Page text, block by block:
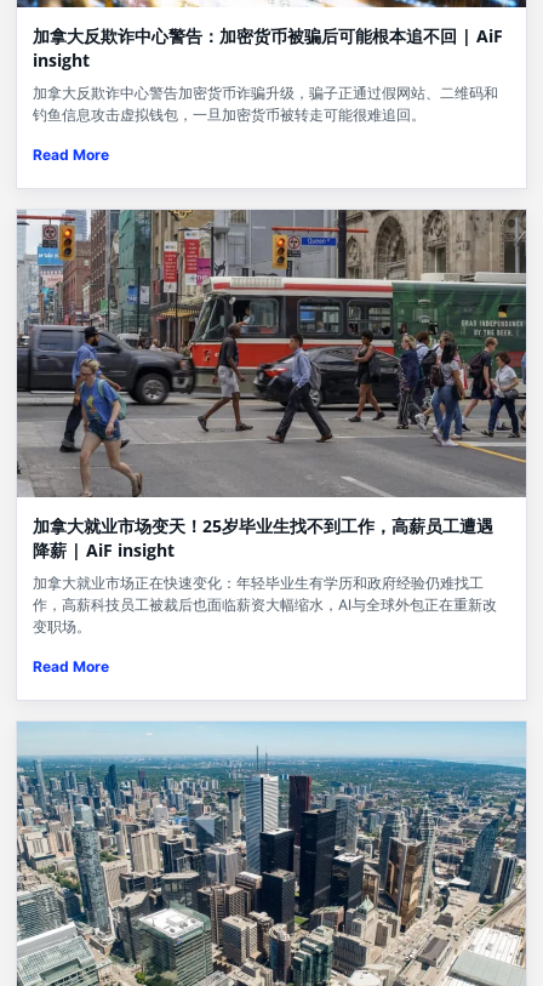
加拿大反欺诈中心警告：加密货币被骗后可能根本追不回 | AiF
insight
加拿大反欺诈中心警告加密货币诈骗升级，骗子正通过假网站、二维码和
钓鱼信息攻击虚拟钱包，一旦加密货币被转走可能很难追回。
Read More
加拿大就业市场变天！25岁毕业生找不到工作，高薪员工遭遇
降薪 | AiF insight
加拿大就业市场正在快速变化：年轻毕业生有学历和政府经验仍难找工
作，高薪科技员工被裁后也面临薪资大幅缩水，AI与全球外包正在重新改
变职场。
Read More